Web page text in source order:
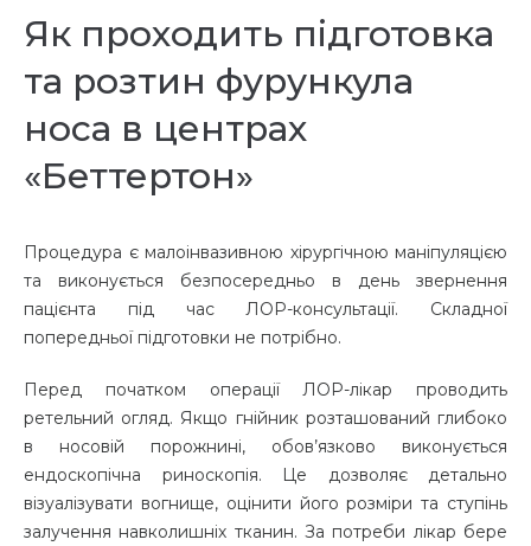
Як проходить підготовка
та розтин фурункула
носа в центрах
«Беттертон»
Процедура є малоінвазивною хірургічною маніпуляцією
та виконується безпосередньо в день звернення
пацієнта під час ЛОР-консультації. Складної
попередньої підготовки не потрібно.
Перед початком операції ЛОР-лікар проводить
ретельний огляд. Якщо гнійник розташований глибоко
в носовій порожнині, обов’язково виконується
ендоскопічна риноскопія. Це дозволяє детально
візуалізувати вогнище, оцінити його розміри та ступінь
залучення навколишніх тканин. За потреби лікар бере